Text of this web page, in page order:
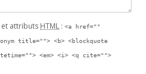
et attributs HTML : <a href=""
title=""> <b> <blockquote
<em> <i> <q cite="">